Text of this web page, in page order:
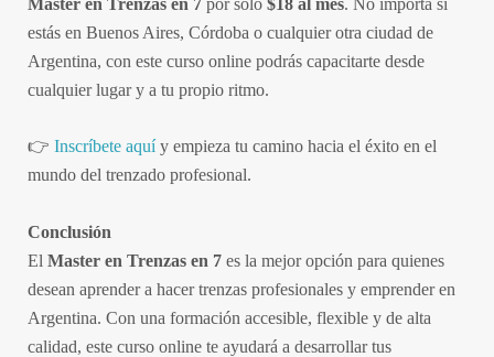
estás en Buenos Aires, Córdoba o cualquier otra ciudad de
Argentina, con este curso online podrás capacitarte desde
cualquier lugar y a tu propio ritmo.
👉 Inscríbete aquíy empieza tu camino hacia el éxito en el
mundo del trenzado profesional.
Conclusión
El Master en Trenzas en 7es la mejor opción para quienes
desean aprender a hacer trenzas profesionales y emprender en
Argentina. Con una formación accesible, flexible y de alta
calidad, este curso online te ayudará a desarrollar tus